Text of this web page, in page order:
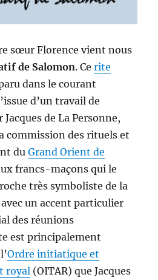
sœur Florence vient nous
de Salomon. Cerite
dans le courant
d’un travail de
de La Personne,
commission des rituels et
duGrand Orient de
francs-maçons qui le
très symboliste de la
un accent particulier
des réunions
est principalement
Ordre initiatique et
royal (OITAR) que Jacques